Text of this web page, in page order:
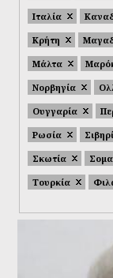
Ιταλία
Κρήτη
Μάλτα
Νορβηγία
Ουγγαρία
Ρωσία
Σκωτία
Τουρκία